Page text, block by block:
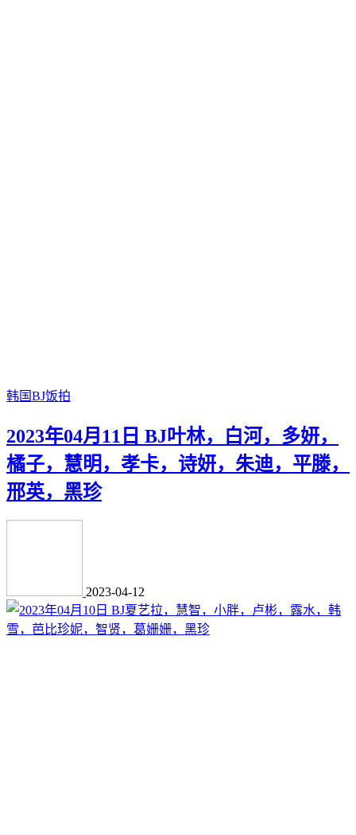
韩国BJ饭拍
2023年04月11日 BJ叶林，白河，多妍，
橘子，慧明，孝卡，诗妍，朱迪，平滕，
邢英，黑珍
2023-04-12